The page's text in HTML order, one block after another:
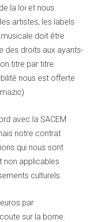
la loi et nous
artistes, les labels
doit être
des droits aux ayants-
titre par titre
nous est offerte
avec la SACEM
notre contrat
qui nous sont
non applicables
culturels.
par
sur la borne.